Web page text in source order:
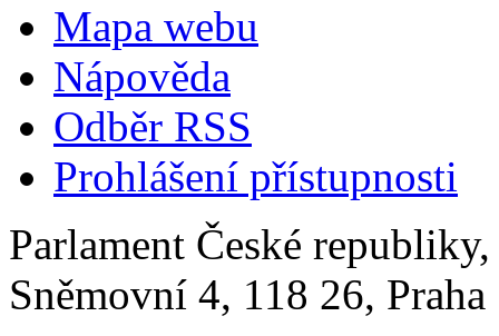
Mapa webu
Nápověda
Odběr RSS
Prohlášení přístupnosti
Parlament České
Sněmovní 4, 118 26,